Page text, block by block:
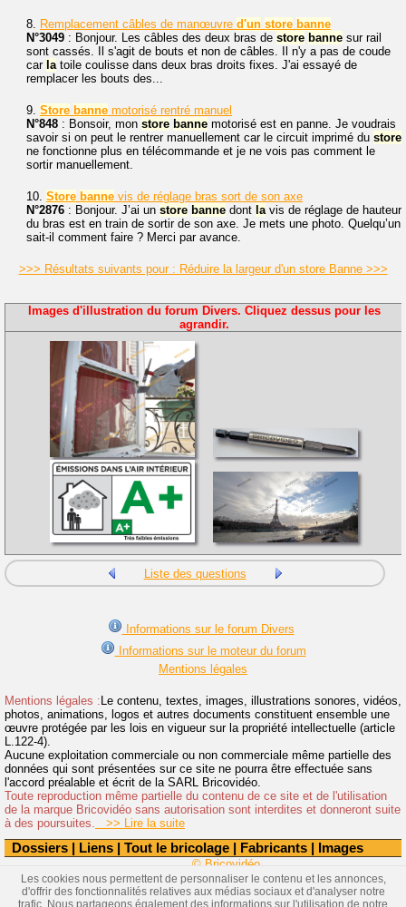
Dossiers | Liens | Tout le bricolage | Fabricants | Images
8. Remplacement câbles de manœuvre d'un store banne
N°3049 : Bonjour. Les câbles des deux bras de store banne sur rail
sont cassés. Il s'agit de bouts et non de câbles. Il n'y a pas de coude
car latoile coulisse dans deux bras droits fixes. J'ai essayé de
remplacer les bouts des...
9. Store banne motorisé rentré manuel
N°848 : Bonsoir, mon store banne motorisé est en panne. Je voudrais
savoir si on peut le rentrer manuellement car le circuit imprimé du store
ne fonctionne plus en télécommande et je ne vois pas comment le
sortir manuellement.
10. Store banne vis de réglage bras sort de son axe
N°2876 : Bonjour. J’ai un store banne dont lavis de réglage de hauteur
du bras est en train de sortir de son axe. Je mets une photo. Quelqu’un
sait-il comment faire ? Merci par avance.
>>> Résultats suivants pour : Réduire la largeur d'un store Banne >>>
Images d'illustration du forum Divers. Cliquez dessus pour les
agrandir.
Liste des questions
Informations sur le forum Divers
Informations sur le moteur du forum
Mentions légales
Mentions légales : Le contenu, textes, images, illustrations sonores, vidéos,
photos, animations, logos et autres documents constituent ensemble une
œuvre protégée par les lois en vigueur sur la propriété intellectuelle (article
L.122-4).
Aucune exploitation commerciale ou non commerciale même partielle des
données qui sont présentées sur ce site ne pourra être effectuée sans
l'accord préalable et écrit de la SARL Bricovidéo.
Toute reproduction même partielle du contenu de ce site et de l'utilisation
de la marque Bricovidéo sans autorisation sont interdites et donneront suite
à des poursuites. >> Lire la suite
© Bricovidéo
Les cookies nous permettent de personnaliser le contenu et les annonces,
d'offrir des fonctionnalités relatives aux médias sociaux et d'analyser notre
trafic. Nous partageons également des informations sur l'utilisation de notre